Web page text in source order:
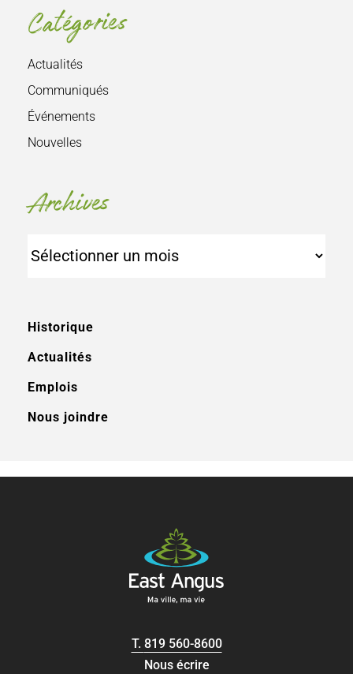
Catégories
Actualités
Communiqués
Événements
Nouvelles
Archives
Historique
Actualités
Emplois
Nous joindre
T. 819 560-8600
Nous écrire